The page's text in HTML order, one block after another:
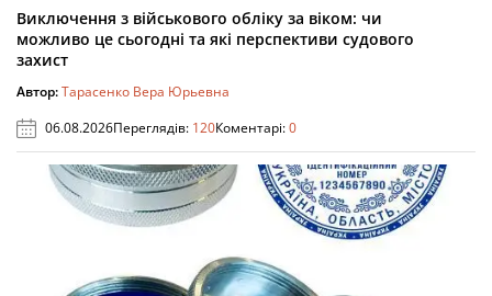
Виключення з військового обліку за віком: чи
можливо це сьогодні та які перспективи судового
захист
Автор:Тарасенко Вера Юрьевна
06.08.2026Переглядів: 120Коментарі:0